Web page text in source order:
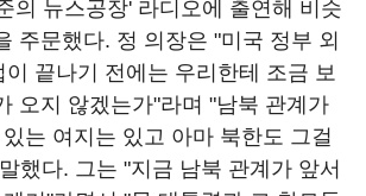
의 뉴스공장' 라디오에 출연해 비슷
주문했다. 정 의장은 "미국 정부 외
이 끝나기 전에는 우리한테 조금 보
오지 않겠는가"라며 "남북 관계가
는 여지는 있고 아마 북한도 그걸
했다. 그는 "지금 남북 관계가 앞서